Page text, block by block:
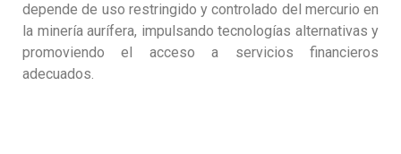
depende de uso restringido y controlado del mercurio en
la minería aurífera, impulsando tecnologías alternativas y
promoviendo el acceso a servicios financieros
adecuados.